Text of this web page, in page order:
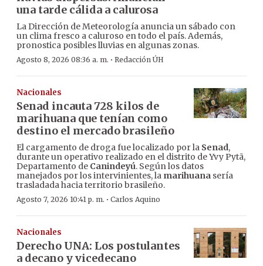
una tarde cálida a calurosa
La Dirección de Meteorología anuncia un sábado con
un clima fresco a caluroso en todo el país. Además,
pronostica posibles lluvias en algunas zonas.
Agosto 8, 2026 08:36 a. m. · Redacción ÚH
Nacionales
Senad incauta 728 kilos de
marihuana que tenían como
destino el mercado brasileño
El cargamento de droga fue localizado por la Senad,
durante un operativo realizado en el distrito de Yvy Pytã,
Departamento de Canindeyú. Según los datos
manejados por los intervinientes, la marihuana sería
trasladada hacia territorio brasileño.
Agosto 7, 2026 10:41 p. m. · Carlos Aquino
Nacionales
Derecho UNA: Los postulantes
a decano y vicedecano